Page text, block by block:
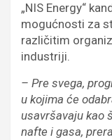
„NIS Energy“
mogućnosti za
različitim
industriji.
– Pre svega,
u kojima će
usavršavaju kao
nafte i gasa,